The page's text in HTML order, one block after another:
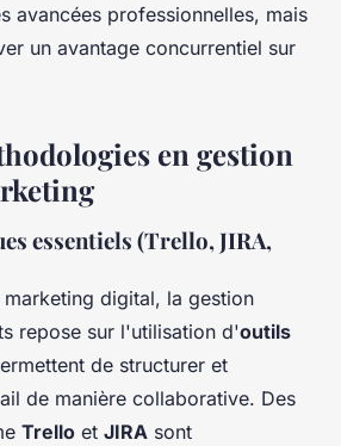
avancées professionnelles, mais
un avantage concurrentiel sur
en gestion
essentiels (Trello, JIRA,
digital, la gestion
repose sur l'utilisation d'outils
de structurer et
de manière collaborative. Des
Trello et JIRA sont